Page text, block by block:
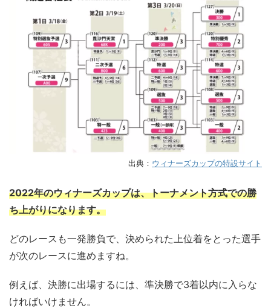
出典： ウィナーズカップの特設サイト
2022年のウィナーズカップは、トーナメント方式での勝
ち上がりになります。
どのレースも一発勝負で、決められた上位着をとった選手
が次のレースに進めますね。
例えば、決勝に出場するには、準決勝で3着以内に入らな
ければいけません。